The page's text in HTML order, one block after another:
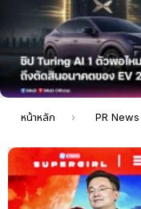
ล่าสุด
คุณอยู่ที่นี่:
หน้าหลัก PR News